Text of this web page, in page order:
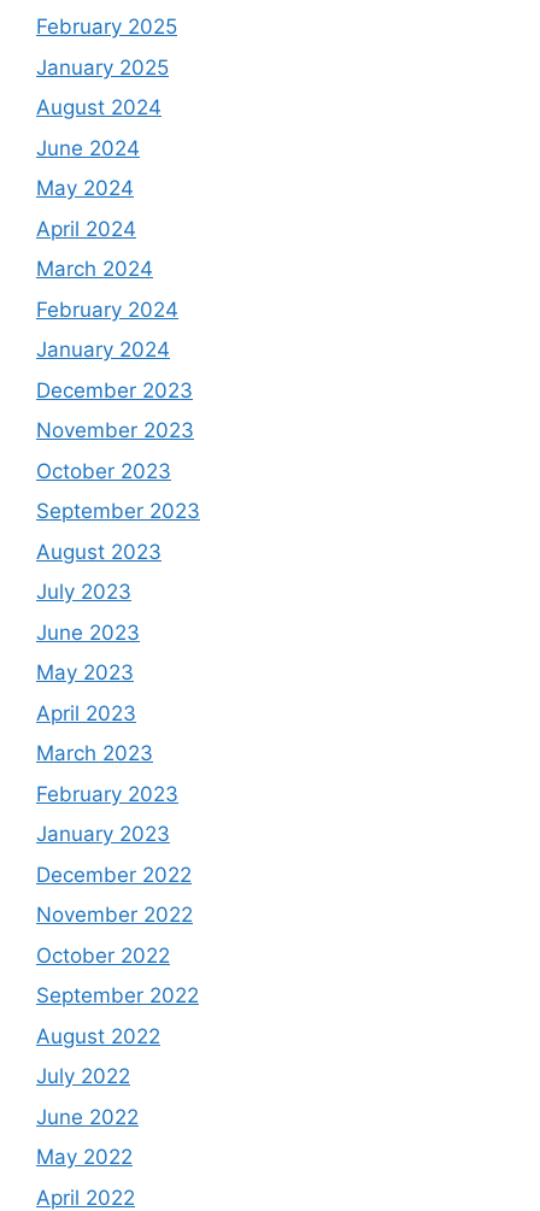
February 2025
January 2025
August 2024
June 2024
May 2024
April 2024
March 2024
February 2024
January 2024
December 2023
November 2023
October 2023
September 2023
August 2023
July 2023
June 2023
May 2023
April 2023
March 2023
February 2023
January 2023
December 2022
November 2022
October 2022
September 2022
August 2022
July 2022
June 2022
May 2022
April 2022